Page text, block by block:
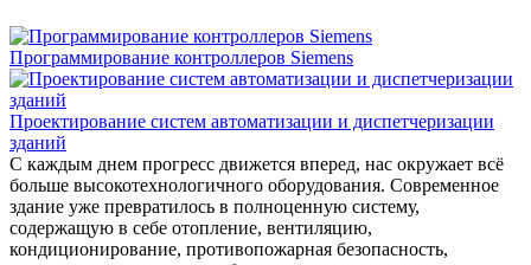
Программирование контроллеров Siemens
Проектирование систем автоматизации и диспетчеризации
зданий
С каждым днем прогресс движется вперед, нас окружает всё
больше высокотехнологичного оборудования. Современное
здание уже превратилось в полноценную систему,
содержащую в себе отопление, вентиляцию,
кондиционирование, противопожарная безопасность,